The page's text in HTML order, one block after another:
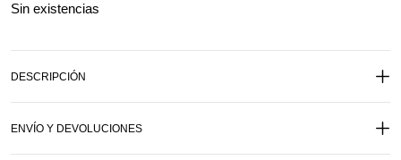
Sin existencias
DESCRIPCIÓN
ENVÍO Y DEVOLUCIONES